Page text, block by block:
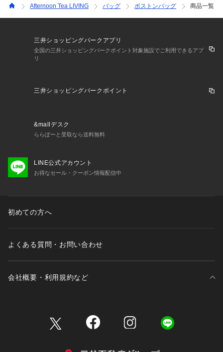
Afternoon Tea LIVING バッグ ボストンバッグ 商品一覧
三井ショッピングパークアプリ
全国の三井ショッピングパークポイント対象施設でご利用できるアプ
リ
三井ショッピングパークポイント
&mallデスク
ららぽーと受取なら送料無料
LINE公式アカウント
お得なセール・クーポン情報配信中
初めての方へ
よくある質問・お問い合わせ
会社概要・利用規約など